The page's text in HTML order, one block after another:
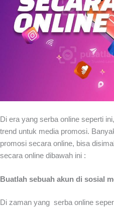
Di era yang serba online seperti
trend untuk media promosi.
promosi secara online, bisa
secara online dibawah ini :
Buatlah sebuah akun di sosial
Di zaman yang serba online